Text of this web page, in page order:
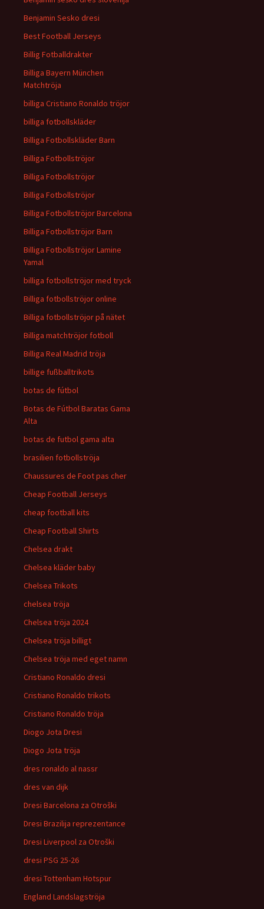
Benjamin Sesko dresi
Best Football Jerseys
Billig Fotballdrakter
Billiga Bayern München
Matchtröja
billiga Cristiano Ronaldo tröjor
billiga fotbollskläder
Billiga Fotbollskläder Barn
Billiga Fotbollströjor
Billiga Fotbollströjor
Billiga Fotbollströjor
Billiga Fotbollströjor Barcelona
Billiga Fotbollströjor Barn
Billiga Fotbollströjor Lamine
Yamal
billiga fotbollströjor med tryck
Billiga fotbollströjor online
Billiga fotbollströjor på nätet
Billiga matchtröjor fotboll
Billiga Real Madrid tröja
billige fußballtrikots
botas de fútbol
Botas de Fútbol Baratas Gama
Alta
botas de futbol gama alta
brasilien fotbollströja
Chaussures de Foot pas cher
Cheap Football Jerseys
cheap football kits
Cheap Football Shirts
Chelsea drakt
Chelsea kläder baby
Chelsea Trikots
chelsea tröja
Chelsea tröja 2024
Chelsea tröja billigt
Chelsea tröja med eget namn
Cristiano Ronaldo dresi
Cristiano Ronaldo trikots
Cristiano Ronaldo tröja
Diogo Jota Dresi
Diogo Jota tröja
dres ronaldo al nassr
dres van dijk
Dresi Barcelona za Otroški
Dresi Brazilija reprezentance
Dresi Liverpool za Otroški
dresi PSG 25-26
dresi Tottenham Hotspur
England Landslagströja